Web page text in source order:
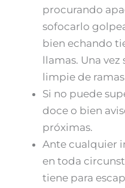
procurando
sofocarlo
bien echando
llamas. Una
limpie de
Si no puede
doce o bien
próximas.
Ante cualquier
en toda
tiene para